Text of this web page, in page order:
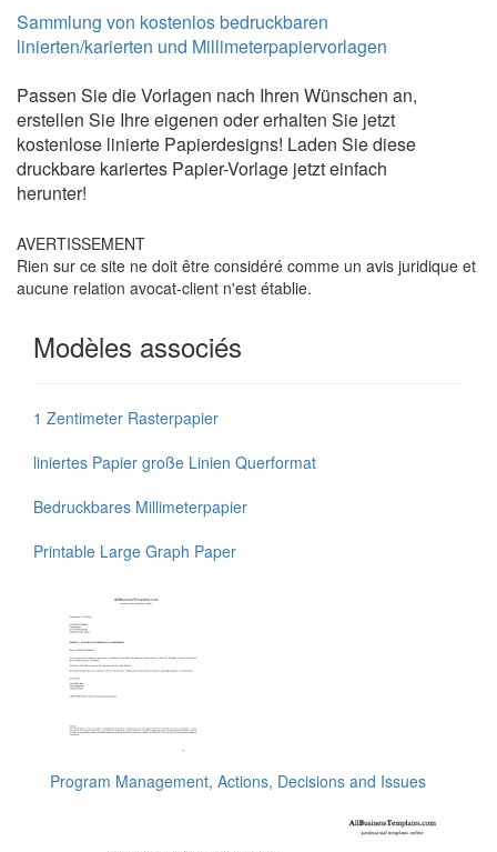
Sammlung von kostenlos bedruckbaren
linierten/karierten und Millimeterpapiervorlagen
Passen Sie die Vorlagen nach Ihren Wünschen an,
erstellen Sie Ihre eigenen oder erhalten Sie jetzt
kostenlose linierte Papierdesigns! Laden Sie diese
druckbare kariertes Papier-Vorlage jetzt einfach
herunter!
AVERTISSEMENT
Rien sur ce site ne doit être considéré comme un avis juridique et
aucune relation avocat-client n'est établie.
Modèles associés
1 Zentimeter Rasterpapier
liniertes Papier große Linien Querformat
Bedruckbares Millimeterpapier
Printable Large Graph Paper
Program Management, Actions, Decisions and Issues